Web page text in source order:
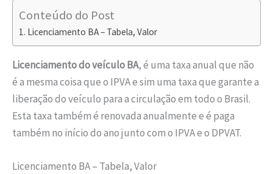
Conteúdo do Post
Licenciamento BA – Tabela, Valor
Licenciamento do veículo BA, é uma taxa anual que não
é a mesma coisa que o IPVA e sim uma taxa que garante a
liberação do veículo para a circulação em todo o Brasil.
Esta taxa também é renovada anualmente e é paga
também no início do ano junto com o IPVA e o DPVAT.
Licenciamento BA – Tabela, Valor